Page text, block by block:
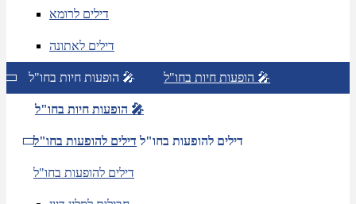
דילים לרומא
דילים לאתונה
הופעות חיות בחו"ל 🎤 הופעות חיות בחו"ל 🎤
הופעות חיות בחו"ל 🎤
דילים להופעות בחו"ל דילים להופעות בחו"ל
דילים להופעות בחו"ל